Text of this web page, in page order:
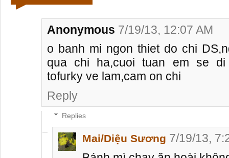
Anonymous 7/19/13, 12:07 AM
o banh mi ngon thiet do chi
qua chi ha,cuoi tuan em se di
tofurky ve lam,cam on chi
Reply
Replies
Mai/Diệu Sương 7/19/13,